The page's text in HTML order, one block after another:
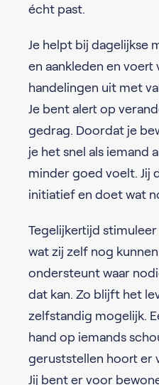
écht past.
Je helpt bij dagelijkse
en aankleden en
handelingen uit met
Je bent alert op
gedrag. Doordat je
je het snel als iemand
minder goed voelt. Jij
initiatief en doet wat
Tegelijkertijd
wat zij zelf nog
ondersteunt waar
dat kan. Zo blijft het
zelfstandig mogelijk.
hand op iemands
geruststellen hoort er
Jij bent er voor